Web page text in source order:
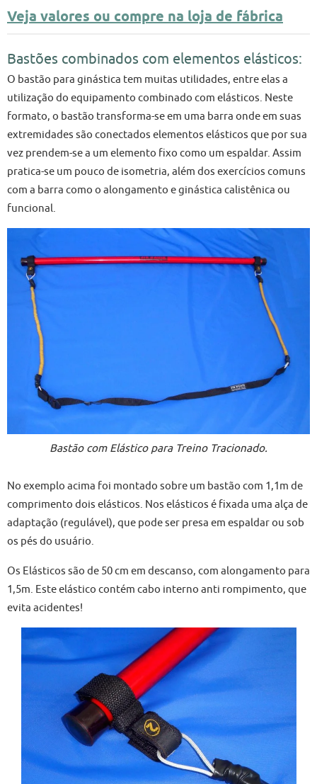
Veja valores ou compre na loja de fábrica
Bastões combinados com elementos elásticos:
O bastão para ginástica tem muitas utilidades, entre elas a
utilização do equipamento combinado com elásticos. Neste
formato, o bastão transforma-se em uma barra onde em suas
extremidades são conectados elementos elásticos que por sua
vez prendem-se a um elemento fixo como um espaldar. Assim
pratica-se um pouco de isometria, além dos exercícios comuns
com a barra como o alongamento e ginástica calistênica ou
funcional.
Bastão com Elástico para Treino Tracionado.
No exemplo acima foi montado sobre um bastão com 1,1m de
comprimento dois elásticos. Nos elásticos é fixada uma alça de
adaptação (regulável), que pode ser presa em espaldar ou sob
os pés do usuário.
Os Elásticos são de 50 cm em descanso, com alongamento para
1,5m. Este elástico contém cabo interno anti rompimento, que
evita acidentes!